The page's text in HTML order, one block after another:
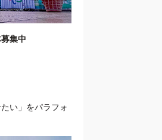
集中
い」をパラフォ